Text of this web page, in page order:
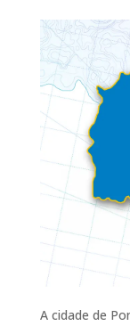
A cidade de